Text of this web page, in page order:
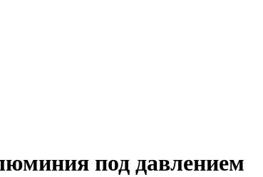
под давлением